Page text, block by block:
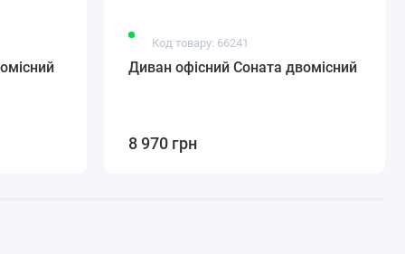
Код товару: 66241
Диван офісний Соната двомісний
8 970 грн